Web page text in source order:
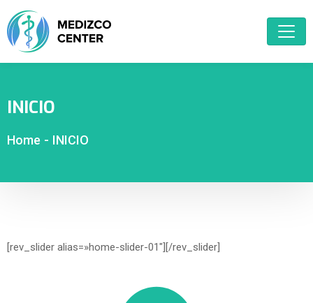
INICIO
Home - INICIO
[rev_slider alias=»home-slider-01″][/rev_slider]